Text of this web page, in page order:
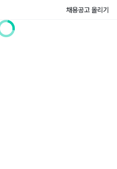
채용공고 올리기